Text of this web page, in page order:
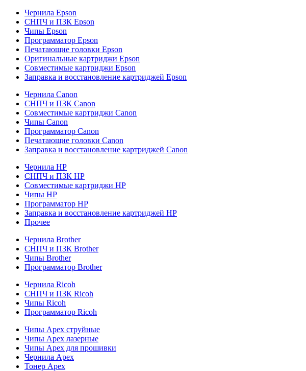
Чернила Epson
СНПЧ и ПЗК Epson
Чипы Epson
Программатор Epson
Печатающие головки Epson
Оригинальные картриджи Epson
Совместимые картриджи Epson
Заправка и восстановление картриджей Epson
Чернила Canon
СНПЧ и ПЗК Canon
Совместимые картриджи Canon
Чипы Canon
Программатор Canon
Печатающие головки Canon
Заправка и восстановление картриджей Canon
Чернила HP
СНПЧ и ПЗК HP
Совместимые картриджи HP
Чипы HP
Программатор HP
Заправка и восстановление картриджей HP
Прочее
Чернила Brother
СНПЧ и ПЗК Brother
Чипы Brother
Программатор Brother
Чернила Ricoh
СНПЧ и ПЗК Ricoh
Чипы Ricoh
Программатор Ricoh
Чипы Apex струйные
Чипы Apex лазерные
Чипы Apex для прошивки
Чернила Apex
Тонер Apex